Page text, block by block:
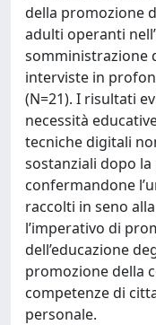
della promozione
adulti operanti
somministrazione
interviste in
(N=21). I risultati
necessità
tecniche digitali
sostanziali dopo la
confermandone
raccolti in seno
l’imperativo di
dell’educazione
promozione della
competenze di
personale.